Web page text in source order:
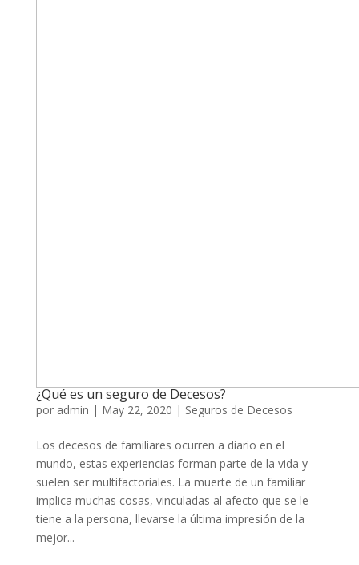
¿Qué es un seguro de Decesos?
por admin | May 22, 2020 | Seguros de Decesos
Los decesos de familiares ocurren a diario en el
mundo, estas experiencias forman parte de la vida y
suelen ser multifactoriales. La muerte de un familiar
implica muchas cosas, vinculadas al afecto que se le
tiene a la persona, llevarse la última impresión de la
mejor...